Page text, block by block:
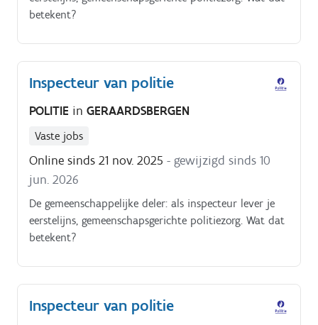
betekent?
Inspecteur van politie
POLITIE in GERAARDSBERGEN
Vaste jobs
Online sinds 21 nov. 2025 - gewijzigd sinds 10
jun. 2026
De gemeenschappelijke deler: als inspecteur lever je
eerstelijns, gemeenschapsgerichte politiezorg. Wat dat
betekent?
Inspecteur van politie